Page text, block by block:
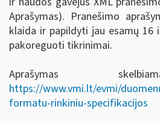
Aprašymas). Pranešimo
klaida ir papildyti jau esamų 16
pakoreguoti tikrinimai.
Aprašymas
https://www.vmi.lt/evmi/
formatu-rinkiniu-specifikacijos